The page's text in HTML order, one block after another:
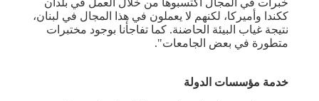
ككندا وأميركا، لكنهم لا يعملون في هذا المجال في لبنان،
نتيجة غياب البيئة الحاضنة. كما تفاجأنا بوجود مختبرات
متطورة في بعض الجامعات".
خدمة مؤسسات الدولة